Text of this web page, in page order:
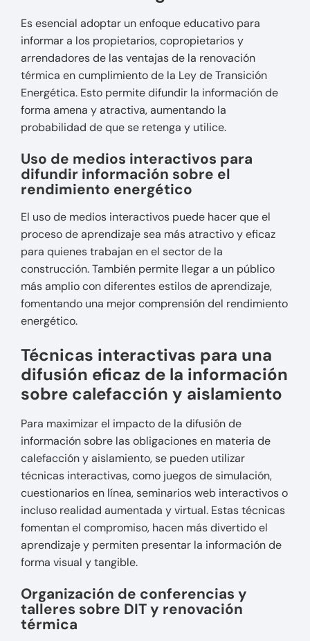
Es esencial adoptar un enfoque educativo para
informar a los propietarios, copropietarios y
arrendadores de las ventajas de la renovación
térmica en cumplimiento de la Ley de Transición
Energética. Esto permite difundir la información de
forma amena y atractiva, aumentando la
probabilidad de que se retenga y utilice.
Uso de medios interactivos para
difundir información sobre el
rendimiento energético
El uso de medios interactivos puede hacer que el
proceso de aprendizaje sea más atractivo y eficaz
para quienes trabajan en el sector de la
construcción. También permite llegar a un público
más amplio con diferentes estilos de aprendizaje,
fomentando una mejor comprensión del rendimiento
energético.
Técnicas interactivas para una
difusión eficaz de la información
sobre calefacción y aislamiento
Para maximizar el impacto de la difusión de
información sobre las obligaciones en materia de
calefacción y aislamiento, se pueden utilizar
técnicas interactivas, como juegos de simulación,
cuestionarios en línea, seminarios web interactivos o
incluso realidad aumentada y virtual. Estas técnicas
fomentan el compromiso, hacen más divertido el
aprendizaje y permiten presentar la información de
forma visual y tangible.
Organización de conferencias y
talleres sobre DIT y renovación
térmica